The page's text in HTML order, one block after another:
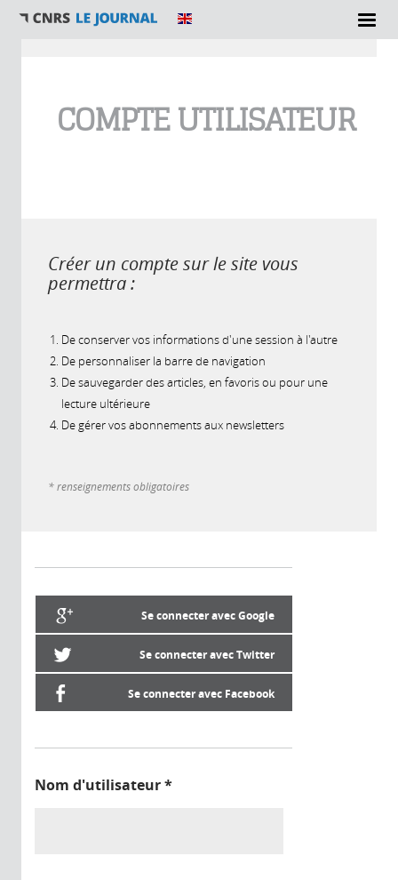
COMPTE UTILISATEUR
Créer un compte sur le site vous
permettra :
De conserver vos informations d'une session à l'autre
De personnaliser la barre de navigation
De sauvegarder des articles, en favoris ou pour une
lecture ultérieure
De gérer vos abonnements aux newsletters
* renseignements obligatoires
Se connecter avec Google
Se connecter avec Twitter
Se connecter avec Facebook
Nom d'utilisateur*